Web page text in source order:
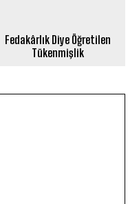
Fedakârlık Diye Öğretilen
Tükenmişlik